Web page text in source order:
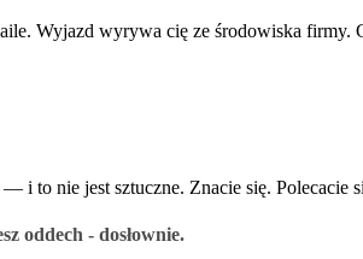
Wyjazd wyrywa cię ze środowiska
to nie jest sztuczne. Znacie się. Polecacie
oddech - dosłownie.